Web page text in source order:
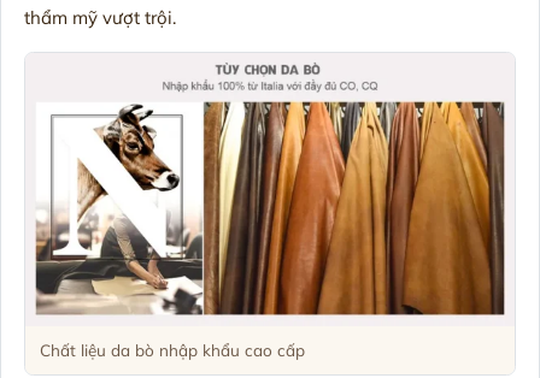
thẩm mỹ vượt trội.
Chất liệu da bò nhập khẩu cao cấp